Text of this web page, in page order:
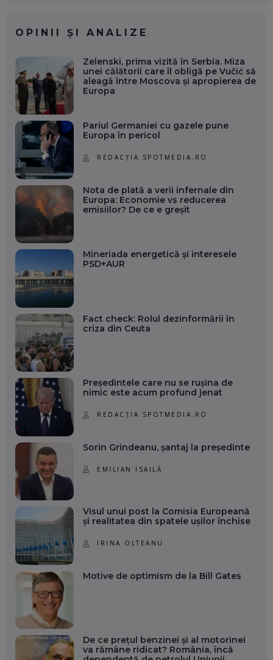
OPINII ȘI ANALIZE
Zelenski, prima vizită în Serbia. Miza
unei călătorii care îl obligă pe Vučić să
aleagă între Moscova și apropierea de
Europa
Pariul Germaniei cu gazele pune
Europa în pericol
REDACȚIA SPOTMEDIA.RO
Nota de plată a verii infernale din
Europa: Economie vs reducerea
emisiilor? De ce e greșit
Mineriada energetică și interesele
PSD+AUR
Fact check: Rolul dezinformării în
criza din Ceuta
Președintele care nu se rușina de
nimic este acum profund jenat
REDACȚIA SPOTMEDIA.RO
Sorin Grindeanu, șantaj la președinte
EMILIAN ISAILĂ
Visul unui post la Comisia Europeană
și realitatea din spatele ușilor închise
IRINA OLTEANU
Motive de optimism de la Bill Gates
De ce prețul benzinei și al motorinei
va rămâne ridicat? România, încă